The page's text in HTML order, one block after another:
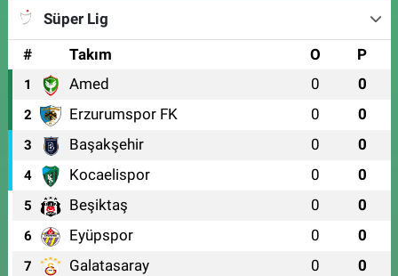
Süper Lig
#
Takım O P
1 Amed 0 0
2 Erzurumspor FK 0 0
3 Başakşehir 0 0
4 Kocaelispor 0 0
5 Beşiktaş 0 0
6 Eyüpspor 0 0
7 Galatasaray 0 0